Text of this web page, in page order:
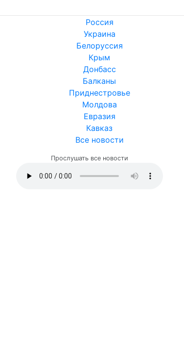
Россия
Украина
Белоруссия
Крым
Донбасс
Балканы
Приднестровье
Молдова
Евразия
Кавказ
Все новости
Прослушать все новости